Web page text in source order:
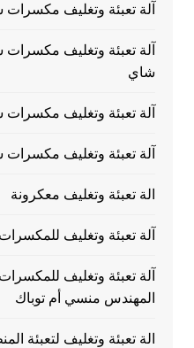
آلة تعبئة وتغليف
آلة تعبئة وتغليف
شاي
آلة تعبئة وتغليف
آلة تعبئة وتغليف
الة تعبئة وتغليف معكرونة
آلة تعبئة وتغليف للمكسرات
آلة تعبئة وتغليف
المهندس منسي أم توباك
الة تعبئة وتغليف لتعبئة